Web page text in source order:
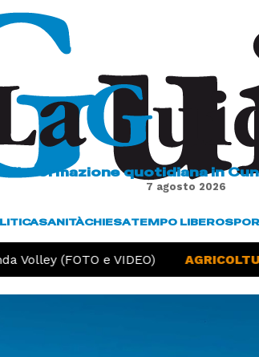
L'informazione quotidiana in
7 agosto 2026
SANITÀCHIESATEMPO LIBERO
(FOTO e VIDEO)